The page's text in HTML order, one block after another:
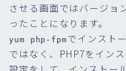
させる画面ではバージョ
ったことになります。
yum php-fpmでインスト
ではなく、PHP7をイン